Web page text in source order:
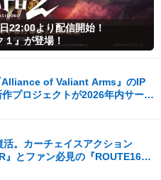
22:00より配信開始！
』が登場！
Alliance of Valiant Arms』のIP
プロジェクトが2026年内サービ
活。カーチェイスアクション
』とファン必見の『ROUTE16